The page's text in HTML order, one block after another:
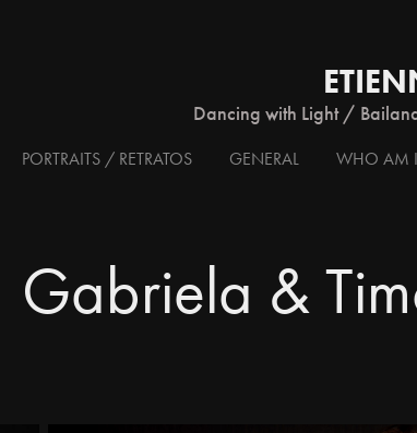
Dancing with Light /
PORTRAITS / RETRATOS GENERAL WHO AM
Gabriela &